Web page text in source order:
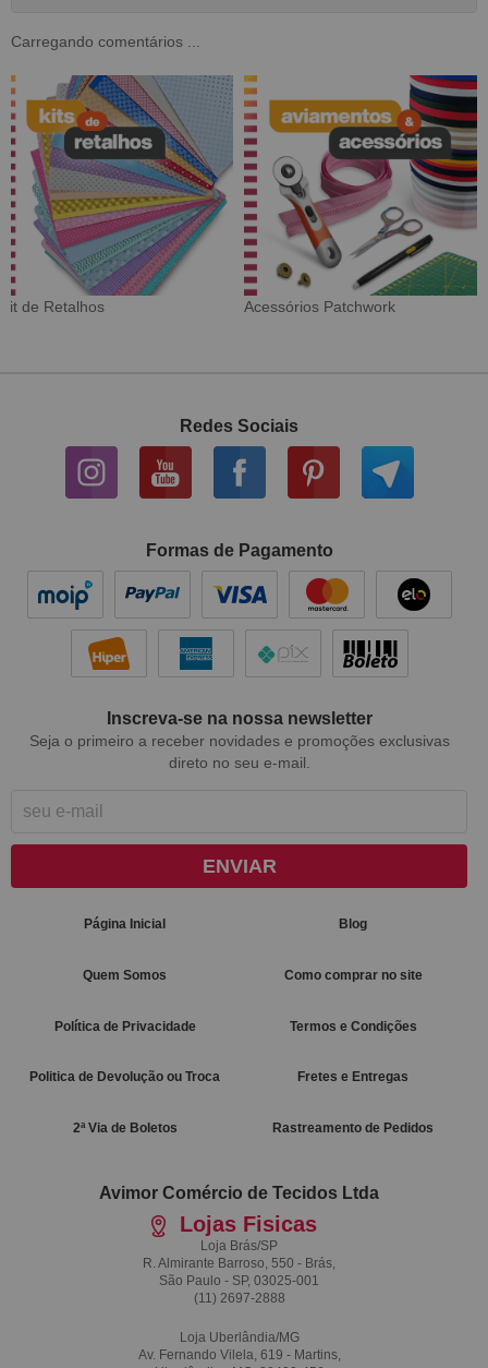
Carregando comentários ...
Tecido Digital Sarja Impermeável
Redes Sociais
Formas de Pagamento
Inscreva-se na nossa newsletter
Seja o primeiro a receber novidades e promoções exclusivas
direto no seu e-mail.
ENVIAR
Página Inicial Blog
Quem Somos Como comprar no site
Política de Privacidade Termos e Condições
Politica de Devolução ou Troca Fretes e Entregas
2ª Via de Boletos Rastreamento de Pedidos
Avimor Comércio de Tecidos Ltda
Lojas Fisicas
Loja Brás/SP
R. Almirante Barroso, 550 - Brás,
São Paulo - SP, 03025-001
(11) 2697-2888
Loja Uberlândia/MG
Av. Fernando Vilela, 619 - Martins,